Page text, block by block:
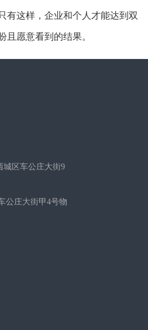
有这样，企业和个人才能达到双
且愿意看到的结果。
城区车公庄大街9
公庄大街甲4号物